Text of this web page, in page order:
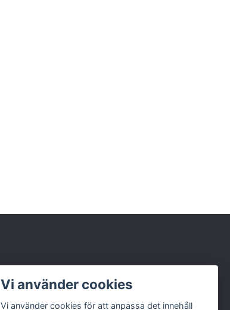
Vi använder cookies
Vi använder cookies för att anpassa det innehåll